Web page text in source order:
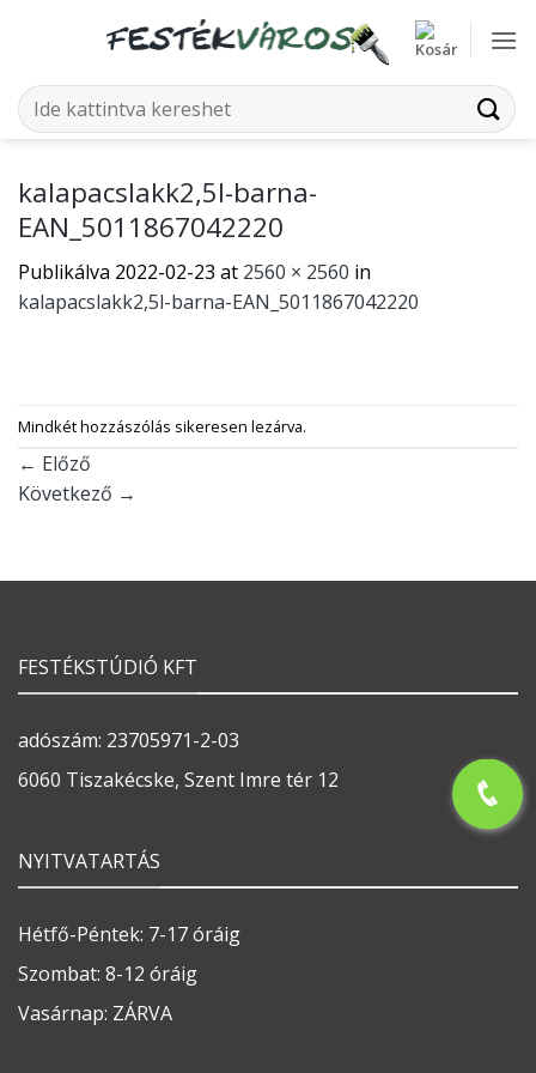
Keresés
a
kalapacslakk2,5l-barna-
EAN_5011867042220
Publikálva 2022-02-23 at 2560 × 2560 in
kalapacslakk2,5l-barna-EAN_5011867042220
Mindkét hozzászólás sikeresen lezárva.
← Előző
Következő →
FESTÉKSTÚDIÓ KFT
adószám: 23705971-2-03
6060 Tiszakécske, Szent Imre tér 12
NYITVATARTÁS
Hétfő-Péntek: 7-17 óráig
Szombat: 8-12 óráig
Vasárnap: ZÁRVA